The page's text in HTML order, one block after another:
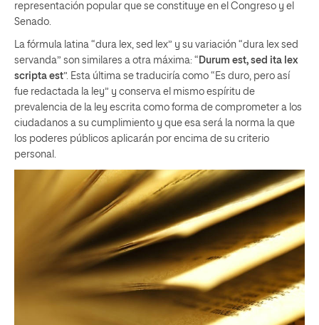
representación popular que se constituye en el Congreso y el
Senado.
La fórmula latina “dura lex, sed lex” y su variación “dura lex sed
servanda” son similares a otra máxima: “ Durum est, sed ita lex
scripta est”. Esta última se traduciría como “Es duro, pero así
fue redactada la ley” y conserva el mismo espíritu de
prevalencia de la ley escrita como forma de comprometer a los
ciudadanos a su cumplimiento y que esa será la norma la que
los poderes públicos aplicarán por encima de su criterio
personal.